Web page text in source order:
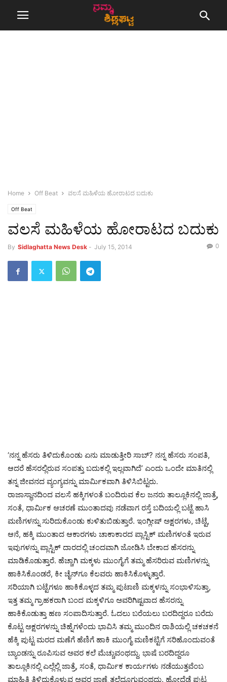
Home Off Beat ವಲಸೆ ಮಹಿಳೆಯ ಹೋರಾಟದ ಬದುಕು
Off Beat
ವಲಸೆ ಮಹಿಳೆಯ ಹೋರಾಟದ ಬದುಕು
By Sidlaghatta News Desk - July 15, 2014 0
‘ನನ್ನ ಹೆಸರು ತಿಳಿದುಕೊಂಡು ಏನು ಮಾಡುತ್ತೀರಿ ಸಾಬ್? ನನ್ನ ಹೆಸರು ಸಂಪತಿ,
ಆದರೆ ಹೆಸರಲ್ಲಿರುವ ಸಂಪತ್ತು ಬದುಕಲ್ಲಿ ಇಲ್ಲವಾಗಿದೆ’ ಎಂದು ಒಂದೇ ಮಾತಿನಲ್ಲಿ
ತನ್ನ ಜೀವನದ ವ್ಯಂಗ್ಯವನ್ನು ಮಾರ್ಮಿಕವಾಗಿ ತಿಳಿಸಿಬಿಟ್ಟರು.
ರಾಜಾಸ್ಥಾನದಿಂದ ವಲಸೆ ಹಕ್ಕಿಗಳಂತೆ ಬಂದಿರುವ ಕೆಲ ಜನರು ತಾಲ್ಲೂಕಿನಲ್ಲಿ ಜಾತ್ರೆ,
ಸಂತೆ, ಧಾರ್ಮಿಕ ಆಚರಣೆ ಮುಂತಾದವು ನಡೆವಾಗ ರಸ್ತೆ ಬದಿಯಲ್ಲಿ ಬಟ್ಟೆ ಹಾಸಿ
ಮಣಿಗಳನ್ನು ಸುರಿದುಕೊಂಡು ಕುಳಿತುಬಿಡುತ್ತಾರೆ. ಇಂಗ್ಲೀಷ್‌ ಅಕ್ಷರಗಳು, ಚಿಟ್ಟೆ,
ಆನೆ, ಹಕ್ಕಿ ಮುಂತಾದ ಆಕಾರಗಳು ಚಾಕಾಕಾರದ ಪ್ಲಾಸ್ಟಿಕ್‌ ಮಣಿಗಳಂತೆ ಇರುವ
ಇವುಗಳನ್ನು ಪ್ಲಾಸ್ಟಿಕ್‌ ದಾರದಲ್ಲಿ ಚಂದವಾಗಿ ಜೋಡಿಸಿ ಬೇಕಾದ ಹೆಸರನ್ನು
ಮಾಡಿಕೊಡುತ್ತಾರೆ. ಹೆಚ್ಚಾಗಿ ಮಕ್ಕಳು ಮುಂಗೈಗೆ ತಮ್ಮ ಹೆಸರಿರುವ ಮಣಿಗಳನ್ನು
ಹಾಕಿಸಿಕೊಂಡರೆ, ಕೀ ಚೈನ್‌ಗೂ ಕೆಲವರು ಹಾಕಿಸಿಕೊಳ್ಳುತ್ತಾರೆ.
ಸರಿಯಾಗಿ ಬಟ್ಟೆಗಳೂ ಹಾಕಿಕೊಳ್ಳದ ತಮ್ಮ ಪುಟಾಣಿ ಮಕ್ಕಳನ್ನು ಸಂಭಾಳಿಸುತ್ತಾ,
ಇತ್ತ ತಮ್ಮ ಗ್ರಾಹಕರಾಗಿ ಬಂದ ಮಕ್ಕಳಿಗೂ ಅವರಿಗಿಷ್ಟವಾದ ಹೆಸರನ್ನು
ಹಾಕಿಕೊಡುತ್ತಾ ಹಣ ಸಂಪಾದಿಸುತ್ತಾರೆ. ಓದಲು ಬರೆಯಲು ಬರದಿದ್ದರೂ ಬರೆದು
ಕೊಟ್ಟ ಅಕ್ಷರಗಳನ್ನು ಚಿಹ್ನೆಗಳೆಂದು ಭಾವಿಸಿ ತಮ್ಮ ಮುಂದಿನ ರಾಶಿಯಲ್ಲಿ ಚಕಚಕನೆ
ಹೆಕ್ಕಿ ಪುಟ್ಟ ಮರದ ಮಣೆಗೆ ಹೆಣಿಗೆ ಹಾಕಿ ಮುಂಗೈ ಮಣಿಕಟ್ಟಿಗೆ ಸರಿಹೊಂದುವಂತೆ
ಬ್ಯಾಂಡನ್ನು ರೂಪಿಸುವ ಅವರ ಕಲೆ ಮೆಚ್ಚುವಂಥದ್ದು. ಭಾಷೆ ಬರದಿದ್ದರೂ
ತಾಲ್ಲೂಕಿನಲ್ಲಿ ಎಲ್ಲೆಲ್ಲಿ ಜಾತ್ರೆ, ಸಂತೆ, ಧಾರ್ಮಿಕ ಕಾರ್ಯಗಳು ನಡೆಯುತ್ತವೆಂಬ
ಮಾಹಿತಿ ತಿಳಿದುಕೊಳ್ಳುವ ಅವರ ಜಾಣ್ಮೆ ತಲೆದೂಗುವಂಥದ್ದು. ಹೋದೆಡೆ ಪುಟ್ಟ